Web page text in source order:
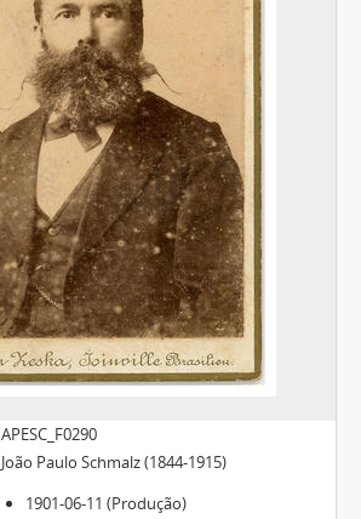
APESC_F0290
João Paulo Schmalz (1844-1915)
1901-06-11 (Produção)